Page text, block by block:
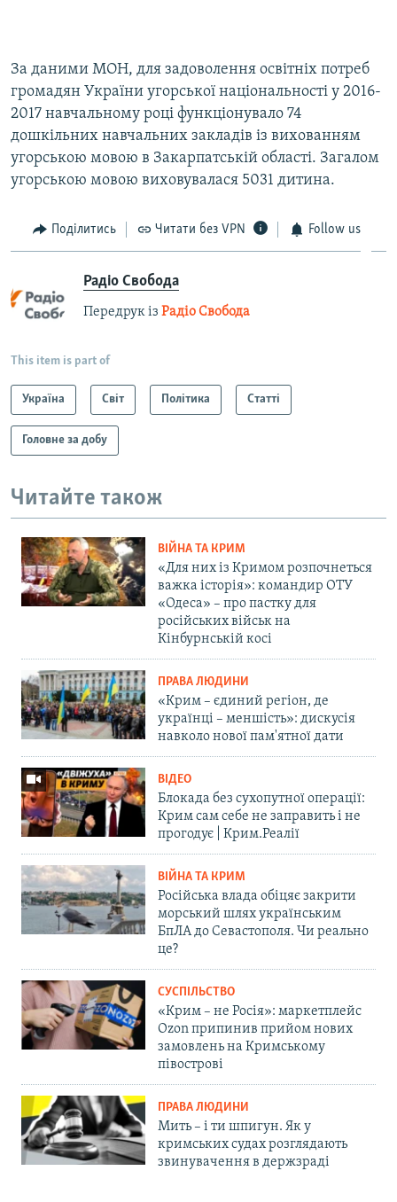
За даними МОН, для задоволення освітніх потреб
громадян України угорської національності у 2016-
2017 навчальному році функціонувало 74
дошкільних навчальних закладів із вихованням
угорською мовою в Закарпатській області. Загалом
угорською мовою виховувалася 5031 дитина.
Поділитись Читати без VPN Follow us
Радіо Свобода
Передрук із Радіо Свобода
This item is part of
Україна Світ Політика Статті
Головне за добу
Читайте також
ВІЙНА ТА КРИМ
«Для них із Кримом розпочнеться
важка історія»: командир ОТУ
«Одеса» – про пастку для
російських військ на
Кінбурнській косі
ПРАВА ЛЮДИНИ
«Крим – єдиний регіон, де
українці – меншість»: дискусія
навколо нової пам'ятної дати
ВІДЕО
Блокада без сухопутної операції:
Крим сам себе не заправить і не
прогодує | Крим.Реалії
ВІЙНА ТА КРИМ
Російська влада обіцяє закрити
морський шлях українським
БпЛА до Севастополя. Чи реально
це?
СУСПІЛЬСТВО
«Крим – не Росія»: маркетплейс
Ozon припинив прийом нових
замовлень на Кримському
півострові
ПРАВА ЛЮДИНИ
Мить – і ти шпигун. Як у
кримських судах розглядають
звинувачення в держзраді